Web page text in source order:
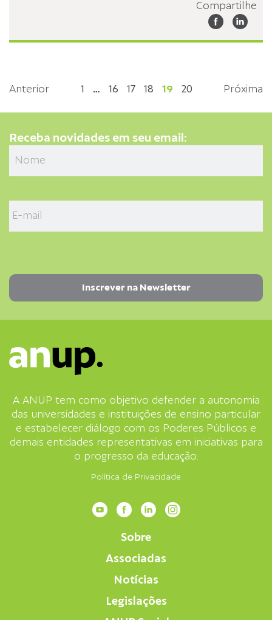
Compartilhe
Anterior 1 … 16 17 18 19 20 Próxima
Receba novidades em seu email:
A ANUP tem como objetivo defender a autonomia
das universidades e instituições de ensino particular
e estabelecer diálogo com os Poderes Públicos e
demais entidades representativas em iniciativas para
o progresso da educação.
Política de Privacidade
Sobre
Associadas
Notícias
Legislações